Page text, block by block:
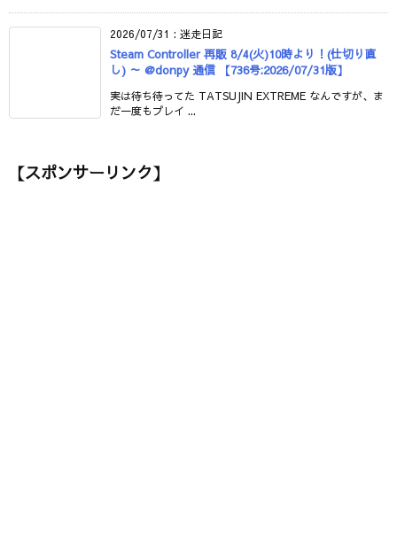
2026/07/31 : 迷走日記
Steam Controller 再販 8/4(火)10時より！(仕切り直
し) ～ @donpy 通信 【736号:2026/07/31版】
実は待ち待ってた TATSUJIN EXTREME なんですが、ま
だ一度もプレイ ...
【スポンサーリンク】